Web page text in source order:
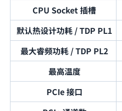
CPU Socket 插槽
默认热设计功耗 / TDP PL1
最大睿频功耗 / TDP PL2
最高温度
PCIe 接口